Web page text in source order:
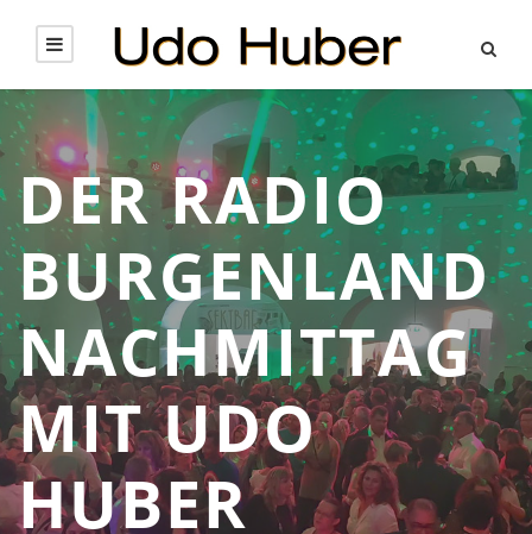
DER RADIO
BURGENLAND
NACHMITTAG
MIT UDO
HUBER